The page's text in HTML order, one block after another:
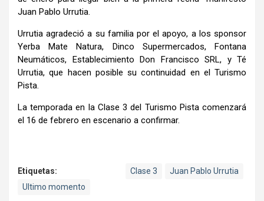
Juan Pablo Urrutia.
Urrutia agradeció a su familia por el apoyo, a los sponsor
Yerba Mate Natura, Dinco Supermercados, Fontana
Neumáticos, Establecimiento Don Francisco SRL, y Té
Urrutia, que hacen posible su continuidad en el Turismo
Pista.
La temporada en la Clase 3 del Turismo Pista comenzará
el 16 de febrero en escenario a confirmar.
Etiquetas: Clase 3
Juan Pablo Urrutia
Ultimo momento